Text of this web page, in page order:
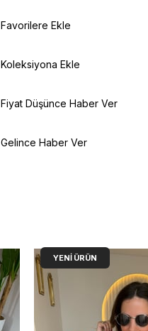
Favorilere Ekle
Koleksiyona Ekle
Fiyat Düşünce Haber Ver
Gelince Haber Ver
YENI ÜRÜN